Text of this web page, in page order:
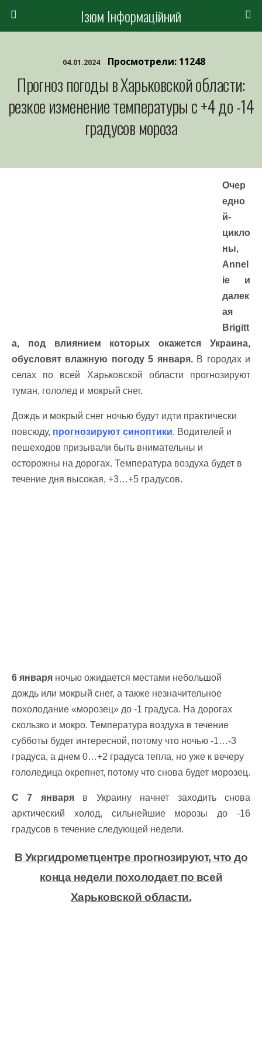
Ізюм Інформаційний
04.01.2024 Просмотрели: 11248
Прогноз погоды в Харьковской области:
резкое изменение температуры с +4 до -14
градусов мороза
Очер
едно
й-
цикло
ны,
Annel
ie и
далек
ая
Brigitt
a, под влиянием которых окажется Украина,
обусловят влажную погоду 5 января.В городах и
селах по всей Харьковской области прогнозируют
туман, гололед и мокрый снег.
Дождь и мокрый снег ночью будут идти практически
повсюду, прогнозируют синоптики. Водителей и
пешеходов призывали быть внимательны и
осторожны на дорогах. Температура воздуха будет в
течение дня высокая, +3…+5 градусов.
6 января ночью ожидается местами небольшой
дождь или мокрый снег, а также незначительное
похолодание «морозец» до -1 градуса. На дорогах
скользко и мокро. Температура воздуха в течение
субботы будет интересной, потому что ночью -1…-3
градуса, а днем 0…+2 градуса тепла, но уже к вечеру
гололедица окрепнет, потому что снова будет морозец.
С 7 январяв Украину начнет заходить снова
арктический холод, сильнейшие морозы до -16
градусов в течение следующей недели.
В Укргидрометцентре прогнозируют, что до
конца недели похолодает по всей
Харьковской области.